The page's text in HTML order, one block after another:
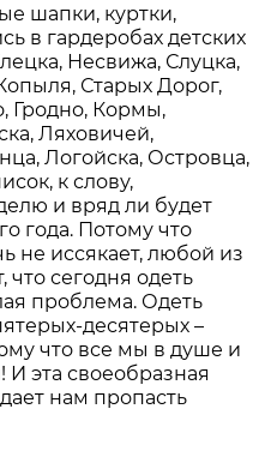
шапки, куртки,
в гардеробах детских
Несвижа, Слуцка,
Старых Дорог,
Гродно, Кормы,
Ляховичей,
Логойска, Островца,
к слову,
и вряд ли будет
года. Потому что
не иссякает, любой из
сегодня одеть
проблема. Одеть
десятерых –
что все мы в душе и
И эта своеобразная
нам пропасть